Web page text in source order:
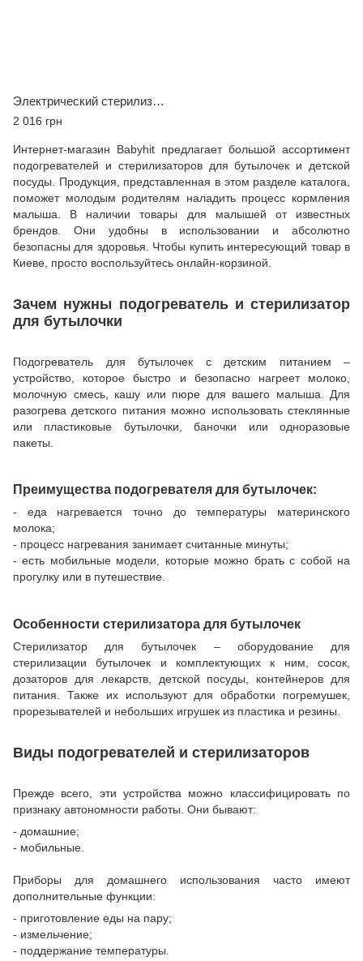
Электрический стерилизатор Tommee Tippee
2 016 грн
Интернет-магазин Babyhit предлагает большой ассортимент
подогревателей и стерилизаторов для бутылочек и детской
посуды. Продукция, представленная в этом разделе каталога,
поможет молодым родителям наладить процесс кормления
малыша. В наличии товары для малышей от известных
брендов. Они удобны в использовании и абсолютно
безопасны для здоровья. Чтобы купить интересующий товар в
Киеве, просто воспользуйтесь онлайн-корзиной.
Зачем нужны подогреватель и стерилизатор
для бутылочки
Подогреватель для бутылочек с детским питанием –
устройство, которое быстро и безопасно нагреет молоко,
молочную смесь, кашу или пюре для вашего малыша. Для
разогрева детского питания можно использовать стеклянные
или пластиковые бутылочки, баночки или одноразовые
пакеты.
Преимущества подогревателя для бутылочек:
- еда нагревается точно до температуры материнского
молока;
- процесс нагревания занимает считанные минуты;
- есть мобильные модели, которые можно брать с собой на
прогулку или в путешествие.
Особенности стерилизатора для бутылочек
Стерилизатор для бутылочек – оборудование для
стерилизации бутылочек и комплектующих к ним, сосок,
дозаторов для лекарств, детской посуды, контейнеров для
питания. Также их используют для обработки погремушек,
прорезывателей и небольших игрушек из пластика и резины.
Виды подогревателей и стерилизаторов
Прежде всего, эти устройства можно классифицировать по
признаку автономности работы. Они бывают:
- домашние;
- мобильные.
Приборы для домашнего использования часто имеют
дополнительные функции:
- приготовление еды на пару;
- измельчение;
- поддержание температуры.